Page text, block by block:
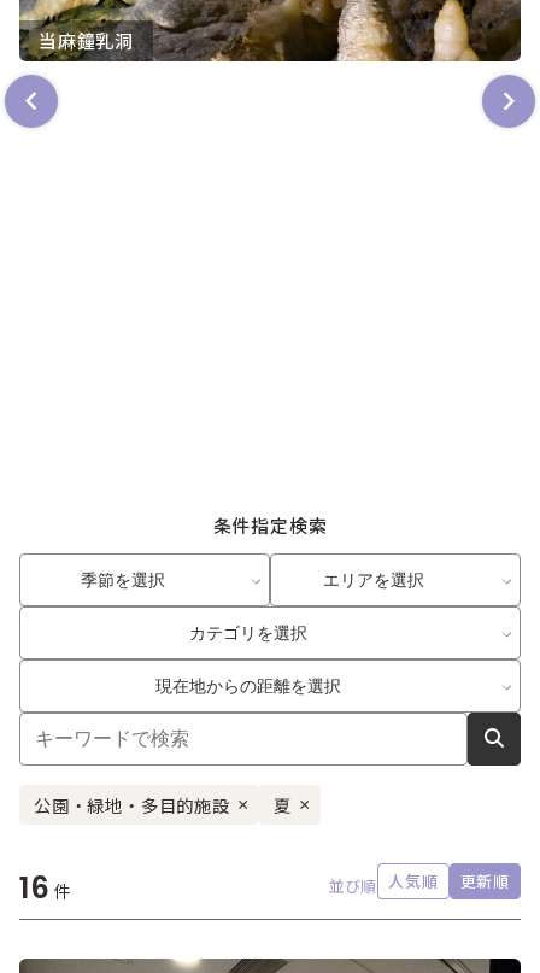
当麻鐘乳洞
条件指定検索
季節を選択 エリアを選択
カテゴリを選択
現在地からの距離を選択
公園・緑地・多目的施設 × 夏 ×
16 件 並び順 人気順 更新順